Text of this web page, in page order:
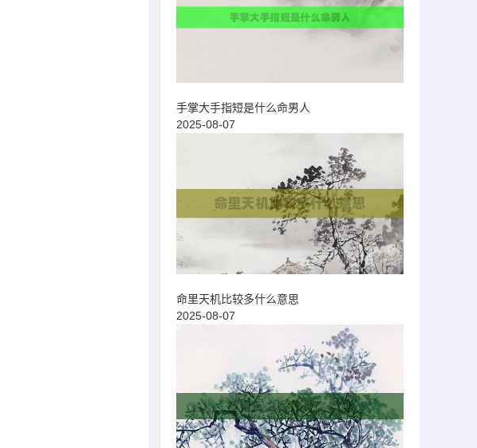
手掌大手指短是什么命男人
2025-08-07
命里天机比较多什么意思
2025-08-07